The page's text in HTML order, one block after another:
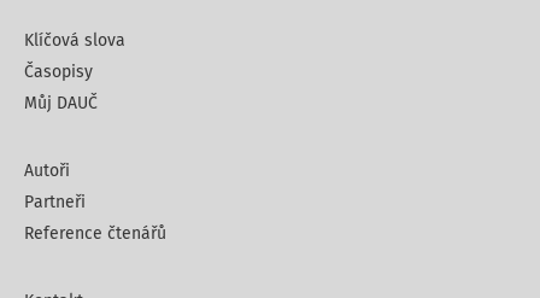
Klíčová slova
Časopisy
Můj DAUČ
Autoři
Partneři
Reference čtenářů